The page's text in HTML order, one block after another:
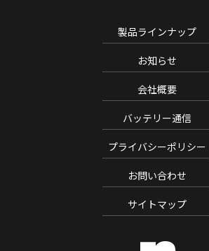
製品ラインナップ
お知らせ
会社概要
バッテリー通信
プライバシーポリシー
お問い合わせ
サイトマップ